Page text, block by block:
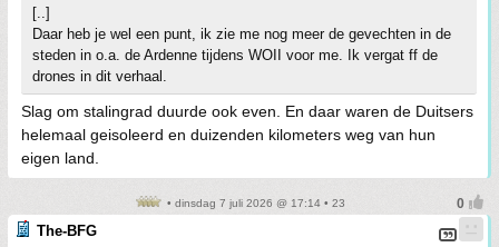
[..]
Daar heb je wel een punt, ik zie me nog meer de gevechten in de
steden in o.a. de Ardenne tijdens WOII voor me. Ik vergat ff de
drones in dit verhaal.
Slag om stalingrad duurde ook even. En daar waren de Duitsers
helemaal geisoleerd en duizenden kilometers weg van hun
eigen land.
• dinsdag 7 juli 2026 @ 17:14 • 23
The-BFG